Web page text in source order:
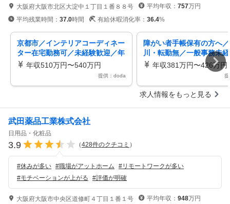
大阪府大阪市北区大淀中１丁目１番８８号 平均年収： 757万円
平均残業時間： 37.0時間 有給休暇消化率： 36.4%
京都市／インテリアコーディネー
ター在宅勤務可／未経験歓迎／年
休１２９日／残業１０ｈ／福利厚
年収510万円〜540万円
提供：doda
障がい者手帳保有の方へ
川・転勤無／一般事務未
二新卒歓迎／休１２９土
年収381万円〜426万円
求人情報をもっと見る
武田薬品工業株式会社
日用品・化粧品
3.9 （428件のクチコミ ）
#休みが多い #職場がアットホーム #リモートワークが多い
#モチベーションが上がる #評価が明確
大阪府大阪市中央区道修町４丁目１番１号 平均年収： 948万円